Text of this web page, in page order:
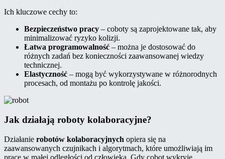
Ich kluczowe cechy to:
Bezpieczeństwo pracy – coboty są zaprojektowane tak, aby
minimalizować ryzyko kolizji.
Łatwa programowalność – można je dostosować do
różnych zadań bez konieczności zaawansowanej wiedzy
technicznej.
Elastyczność – mogą być wykorzystywane w różnorodnych
procesach, od montażu po kontrolę jakości.
Jak działają roboty kolaboracyjne?
Działanie robotów kolaboracyjnych opiera się na
zaawansowanych czujnikach i algorytmach, które umożliwiają im
pracę w małej odległości od człowieka. Gdy cobot wykryje